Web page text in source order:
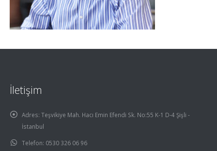
İletişim
Adres: Teşvikiye Mah. Hacı Emin Efendi Sk. No:55 K-1 D-4 Şişli -
İstanbul
Telefon: 0530 326 06 96